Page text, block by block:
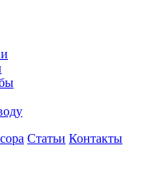
Статьи Контакты